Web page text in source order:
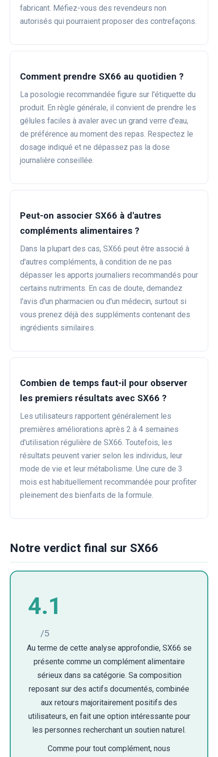
fabricant. Méfiez-vous des revendeurs non
autorisés qui pourraient proposer des contrefaçons.
Comment prendre SX66 au quotidien ?
La posologie recommandée figure sur l'étiquette du
produit. En règle générale, il convient de prendre les
gélules faciles à avaler avec un grand verre d'eau,
de préférence au moment des repas. Respectez le
dosage indiqué et ne dépassez pas la dose
journalière conseillée.
Peut-on associer SX66 à d'autres
compléments alimentaires ?
Dans la plupart des cas, SX66 peut être associé à
d'autres compléments, à condition de ne pas
dépasser les apports journaliers recommandés pour
certains nutriments. En cas de doute, demandez
l'avis d'un pharmacien ou d'un médecin, surtout si
vous prenez déjà des suppléments contenant des
ingrédients similaires.
Combien de temps faut-il pour observer
les premiers résultats avec SX66 ?
Les utilisateurs rapportent généralement les
premières améliorations après 2 à 4 semaines
d'utilisation régulière de SX66. Toutefois, les
résultats peuvent varier selon les individus, leur
mode de vie et leur métabolisme. Une cure de 3
mois est habituellement recommandée pour profiter
pleinement des bienfaits de la formule.
Notre verdict final sur SX66
4.1
/5
Au terme de cette analyse approfondie, SX66 se
présente comme un complément alimentaire
sérieux dans sa catégorie. Sa composition
reposant sur des actifs documentés, combinée
aux retours majoritairement positifs des
utilisateurs, en fait une option intéressante pour
les personnes recherchant un soutien naturel.
Comme pour tout complément, nous